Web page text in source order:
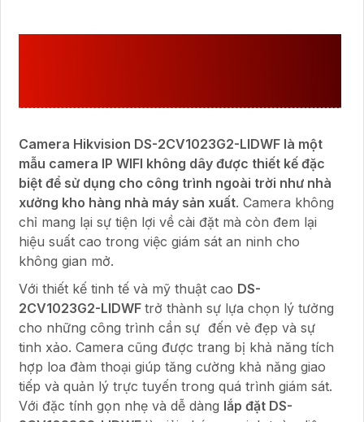
Camera Hikvision DS-2CV1023G2-LIDWF là một
mẫu camera IP WIFI không dây được thiết kế đặc
biệt để sử dụng cho công trình ngoài trời như nhà
xưởng kho hàng nhà máy sản xuất. Camera không
chỉ mang lại sự tiện lợi về cài đặt mà còn đem lại
hiệu suất cao trong việc giám sát an ninh cho
không gian mở.
Với thiết kế tinh tế và mỹ thuật cao DS-
2CV1023G2-LIDWF trở thành sự lựa chọn lý tưởng
cho những công trình cần sự đến vẻ đẹp và sự
tinh xảo. Camera cũng được trang bị khả năng tích
hợp loa đàm thoại giúp tăng cường khả năng giao
tiếp và quản lý trực tuyến trong quá trình giám sát.
Với đặc tính gọn nhẹ và dễ dàng lắp đặt DS-